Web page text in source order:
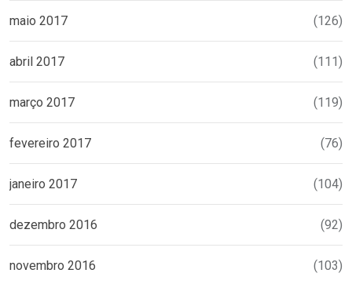
maio 2017 (126)
abril 2017 (111)
março 2017 (119)
fevereiro 2017 (76)
janeiro 2017 (104)
dezembro 2016 (92)
novembro 2016 (103)